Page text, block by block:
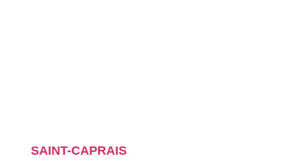
SAINT-CAPRAIS